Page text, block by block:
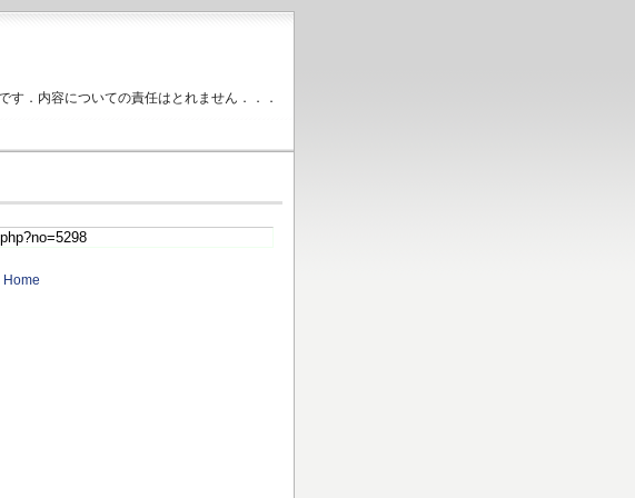
．内容についての責任はとれません．．．
Home